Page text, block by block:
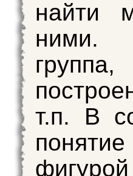
найти
ними.
т.п. В
понятие